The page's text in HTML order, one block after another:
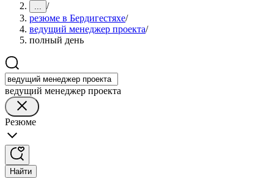
... /
резюме в Бердигестяхе/
ведущий менеджер проекта/
полный день
ведущий менеджер проекта
Резюме
Найти